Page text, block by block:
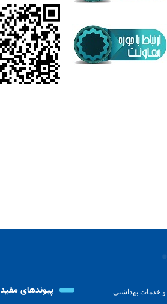
خدمات بهداشتی
پیوندهای مفید